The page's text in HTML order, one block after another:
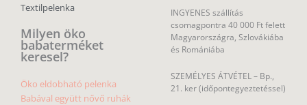
Textilpelenka
Milyen öko
babaterméket
keresel?
Öko eldobható pelenka
Babával együtt nővő ruhák
INGYENES szállítás
csomagpontra 40 000 Ft felett
Magyarországra, Szlovákiába
és Romániába
SZEMÉLYES ÁTVÉTEL – Bp.,
21. ker (időpontegyeztetéssel)